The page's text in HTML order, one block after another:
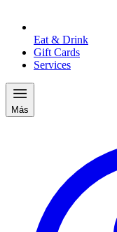
Eat & Drink
Gift Cards
Services
Más